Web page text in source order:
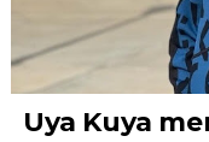
Uya Kuya